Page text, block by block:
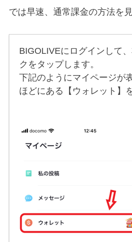
では早速、通常課金の方法を
BIGOLIVEにログインして
クをタップします。
下記のようにマイページが
ほどにある【ウォレット】